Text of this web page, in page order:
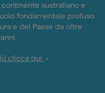
australiano e
fondamentale profuso
e del Paese da oltre
clicca qui